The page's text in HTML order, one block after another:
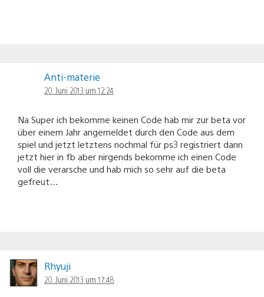
Anti-materie
20. Juni 2013 um 12:24
Na Super ich bekomme keinen Code hab mir zur beta vor
über einem Jahr angemeldet durch den Code aus dem
spiel und jetzt letztens nochmal für ps3 registriert dann
jetzt hier in fb aber nirgends bekomme ich einen Code
voll die verarsche und hab mich so sehr auf die beta
gefreut…
Rhyuji
20. Juni 2013 um 17:48